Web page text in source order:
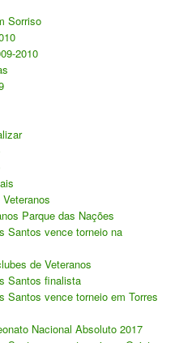
Sorriso
2010
Parque das Nações
Santos vence torneio na
de Veteranos
Santos finalista
Santos vence torneio em Torres
Nacional Absoluto 2017